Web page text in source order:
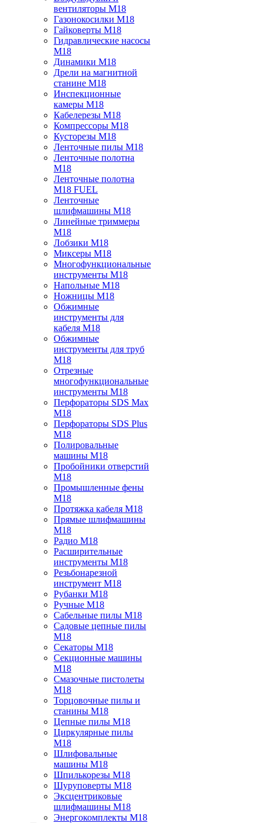
вентиляторы M18
Газонокосилки M18
Гайковерты M18
Гидравлические насосы
M18
Динамики M18
Дрели на магнитной
станине M18
Инспекционные
камеры M18
Кабелерезы M18
Компрессоры M18
Кусторезы M18
Ленточные пилы M18
Ленточные полотна
M18
Ленточные полотна
M18 FUEL
Ленточные
шлифмашины M18
Линейные триммеры
M18
Лобзики M18
Миксеры M18
Многофункциональные
инструменты M18
Напольные M18
Ножницы M18
Обжимные
инструменты для
кабеля M18
Обжимные
инструменты для труб
M18
Отрезные
многофункциональные
инструменты M18
Перфораторы SDS Max
M18
Перфораторы SDS Plus
M18
Полировальные
машины M18
Пробойники отверстий
M18
Промышленные фены
M18
Протяжка кабеля M18
Прямые шлифмашины
M18
Радио M18
Расширительные
инструменты M18
Резьбонарезной
инструмент M18
Рубанки M18
Ручные M18
Сабельные пилы M18
Садовые цепные пилы
M18
Секаторы M18
Секционные машины
M18
Смазочные пистолеты
M18
Торцовочные пилы и
станины M18
Цепные пилы M18
Циркулярные пилы
M18
Шлифовальные
машины M18
Шпилькорезы M18
Шуруповерты M18
Эксцентриковые
шлифмашины M18
Энергокомплекты M18